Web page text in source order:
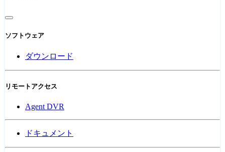
ソフトウェア
ダウンロード
リモートアクセス
Agent DVR
ドキュメント